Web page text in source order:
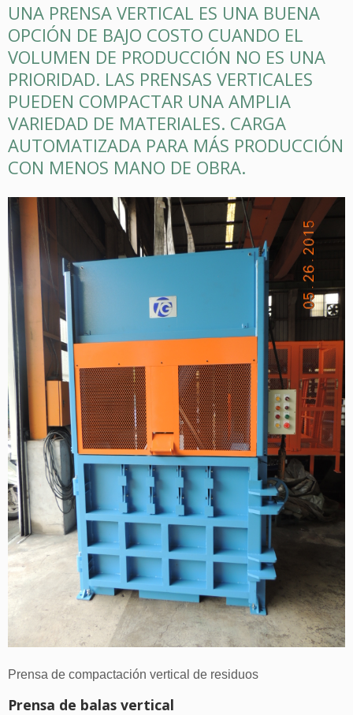
UNA PRENSA VERTICAL ES UNA BUENA
OPCIÓN DE BAJO COSTO CUANDO EL
VOLUMEN DE PRODUCCIÓN NO ES UNA
PRIORIDAD. LAS PRENSAS VERTICALES
PUEDEN COMPACTAR UNA AMPLIA
VARIEDAD DE MATERIALES. CARGA
AUTOMATIZADA PARA MÁS PRODUCCIÓN
CON MENOS MANO DE OBRA.
Prensa de compactación vertical de residuos
Prensa de balas vertical